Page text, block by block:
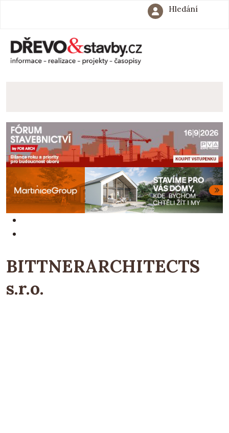
Hledání
BITTNERARCHITECTS
s.r.o.